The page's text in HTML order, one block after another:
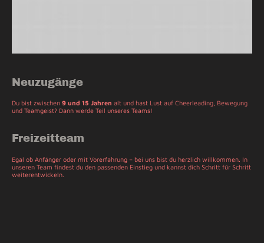
Neuzugänge
Du bist zwischen 9 und 15 Jahren alt und hast Lust auf Cheerleading, Bewegung
und Teamgeist? Dann werde Teil unseres Teams!
Freizeitteam
Egal ob Anfänger oder mit Vorerfahrung – bei uns bist du herzlich willkommen. In
unseren Team findest du den passenden Einstieg und kannst dich Schritt für Schritt
weiterentwickeln.